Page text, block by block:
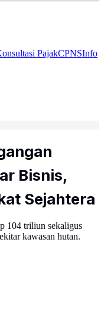
PajakCPNSInfo
Bisnis,
Sejahtera
104 triliun sekaligus
kawasan hutan.